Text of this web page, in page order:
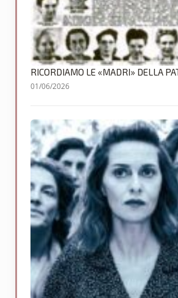
RICORDIAMO LE «MADRI» DELLA
01/06/2026